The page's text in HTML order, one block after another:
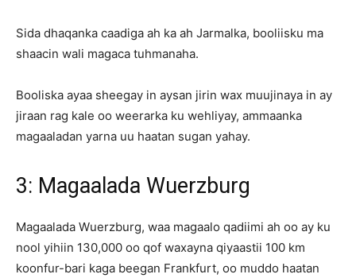
Sida dhaqanka caadiga ah ka ah Jarmalka, booliisku ma
shaacin wali magaca tuhmanaha.
Booliska ayaa sheegay in aysan jirin wax muujinaya in ay
jiraan rag kale oo weerarka ku wehliyay, ammaanka
magaaladan yarna uu haatan sugan yahay.
3: Magaalada Wuerzburg
Magaalada Wuerzburg, waa magaalo qadiimi ah oo ay ku
nool yihiin 130,000 oo qof waxayna qiyaastii 100 km
koonfur-bari kaga beegan Frankfurt, oo muddo haatan